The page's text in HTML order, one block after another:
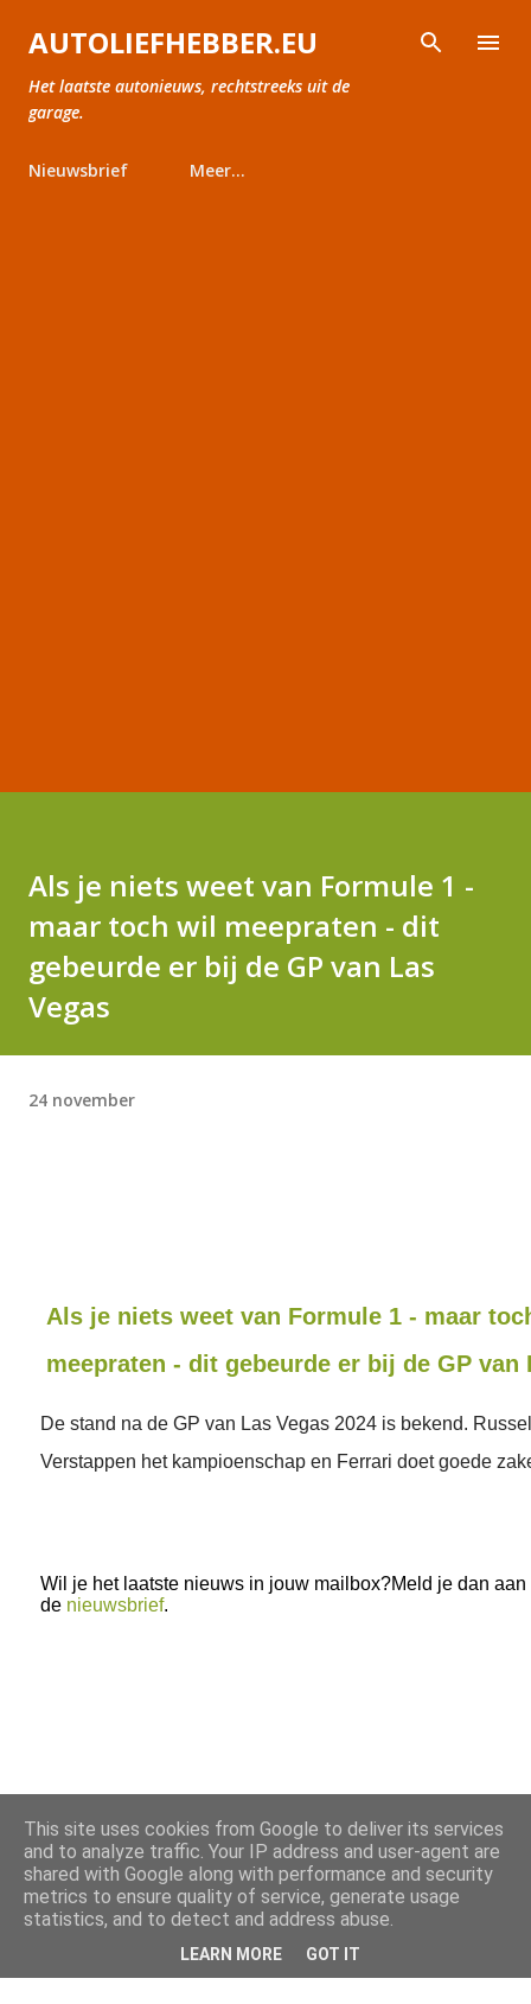
Doorgaan naar hoofdcontent
AUTOLIEFHEBBER.EU
Het laatste autonieuws, rechtstreeks uit de
garage.
Nieuwsbrief Meer…
Als je niets weet van Formule 1 -
maar toch wil meepraten - dit
gebeurde er bij de GP van Las
Vegas
24 november
Als je niets weet van Formule 1 - maar
meepraten - dit gebeurde er bij de GP van
De stand na de GP van Las Vegas 2024 is bekend.
Verstappen het kampioenschap en Ferrari doet goede
Wil je het laatste nieuws in jouw mailbox?Meld je dan aan
de nieuwsbrief.
This site uses cookies from Google to deliver its services
and to analyze traffic. Your IP address and user-agent are
shared with Google along with performance and security
metrics to ensure quality of service, generate usage
statistics, and to detect and address abuse.
LEARN MORE GOT IT